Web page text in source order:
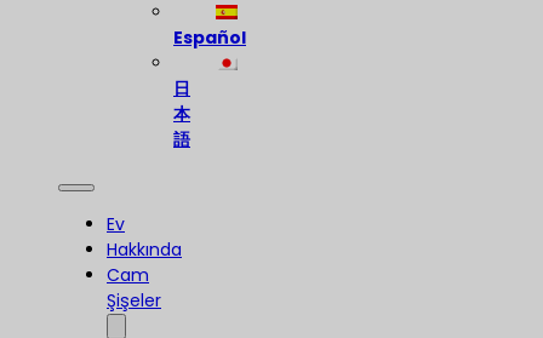
Español
日
本
語
Ev
Hakkında
Cam
Şişeler